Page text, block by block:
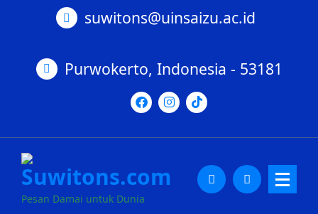
suwitons@uinsaizu.ac.id
Purwokerto, Indonesia - 53181
Pesan Damai untuk Dunia